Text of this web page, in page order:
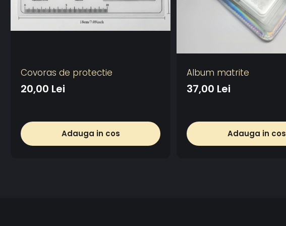
Covoras de protectie
20,00 Lei
Adauga in cos
Album matrite
37,00 Lei
Adauga in cos